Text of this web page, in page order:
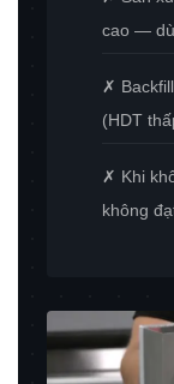
cao —
✗
(HDT
✗ Khi
không